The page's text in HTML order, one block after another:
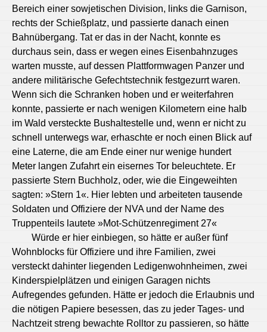
Bereich einer sowjetischen Division, links die Garnison,
rechts der Schießplatz, und passierte danach einen
Bahnübergang. Tat er das in der Nacht, konnte es
durchaus sein, dass er wegen eines Eisenbahnzuges
warten musste, auf dessen Plattformwagen Panzer und
andere militärische Gefechtstechnik festgezurrt waren.
Wenn sich die Schranken hoben und er weiterfahren
konnte, passierte er nach wenigen Kilometern eine halb
im Wald versteckte Bushaltestelle und, wenn er nicht zu
schnell unterwegs war, erhaschte er noch einen Blick auf
eine Laterne, die am Ende einer nur wenige hundert
Meter langen Zufahrt ein eisernes Tor beleuchtete. Er
passierte Stern Buchholz, oder, wie die Eingeweihten
sagten: »Stern 1«. Hier lebten und arbeiteten tausende
Soldaten und Offiziere der NVA und der Name des
Truppenteils lautete »Mot-Schützenregiment 27«
Würde er hier einbiegen, so hätte er außer fünf
Wohnblocks für Offiziere und ihre Familien, zwei
versteckt dahinter liegenden Ledigenwohnheimen, zwei
Kinderspielplätzen und einigen Garagen nichts
Aufregendes gefunden. Hätte er jedoch die Erlaubnis und
die nötigen Papiere besessen, das zu jeder Tages- und
Nachtzeit streng bewachte Rolltor zu passieren, so hätte